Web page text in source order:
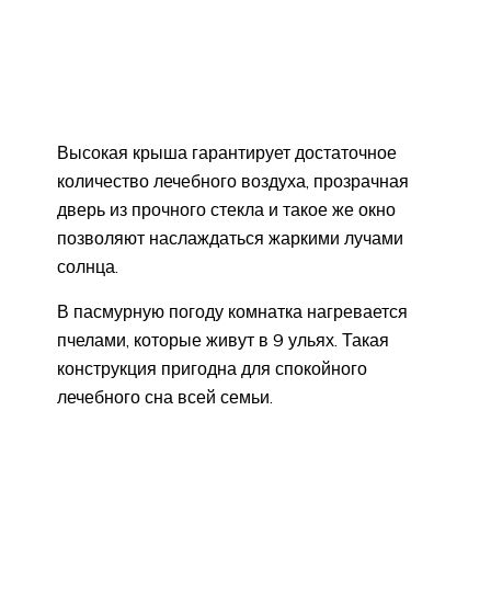
Высокая крыша гарантирует достаточное
количество лечебного воздуха, прозрачная
дверь из прочного стекла и такое же окно
позволяют наслаждаться жаркими лучами
солнца.
В пасмурную погоду комнатка нагревается
пчелами, которые живут в 9 ульях. Такая
конструкция пригодна для спокойного
лечебного сна всей семьи.